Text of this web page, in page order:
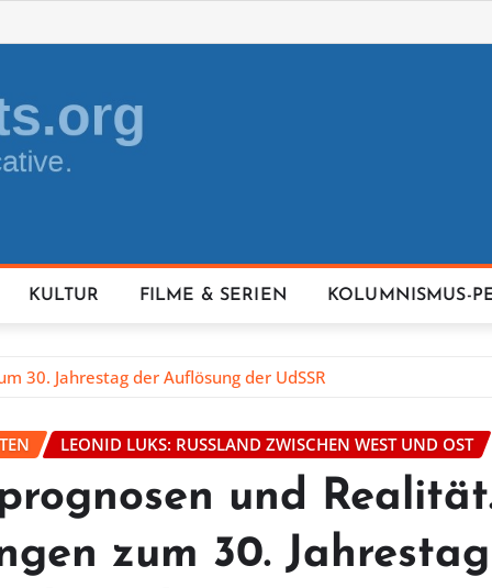
KULTUR FILME & SERIEN KOLUMNISMUS-
30. Jahrestag der Auflösung der UdSSR
LEONID LUKS: RUSSLAND ZWISCHEN WEST UND OST
und
zum 30.